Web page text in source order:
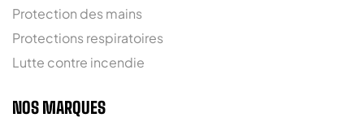
Protection des mains
Protections respiratoires
Lutte contre incendie
NOS MARQUES